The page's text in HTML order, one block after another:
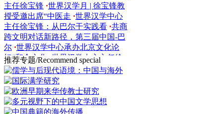
授受邀出席“中医走 ·世界汉学中心
主任徐宝锋：从巴尔干实践看 ·共商
跨文明对话新路径，第三届中国-巴
尔 ·世界汉学中心承办北京文化论
坛“和合文化 ·世界汉学中心主任徐
宝锋：中希文明对话的 ·多国大使见
证！全球南方经贸文化战略咨询 ·辉
煌三周年，世界汉学中心的卓越成
就！ ·首次！世界汉学中心在美国成
功举办《史记 ·相约秘鲁！第二届拉
美汉学家大会圆满闭幕
推荐专题/Recommend special